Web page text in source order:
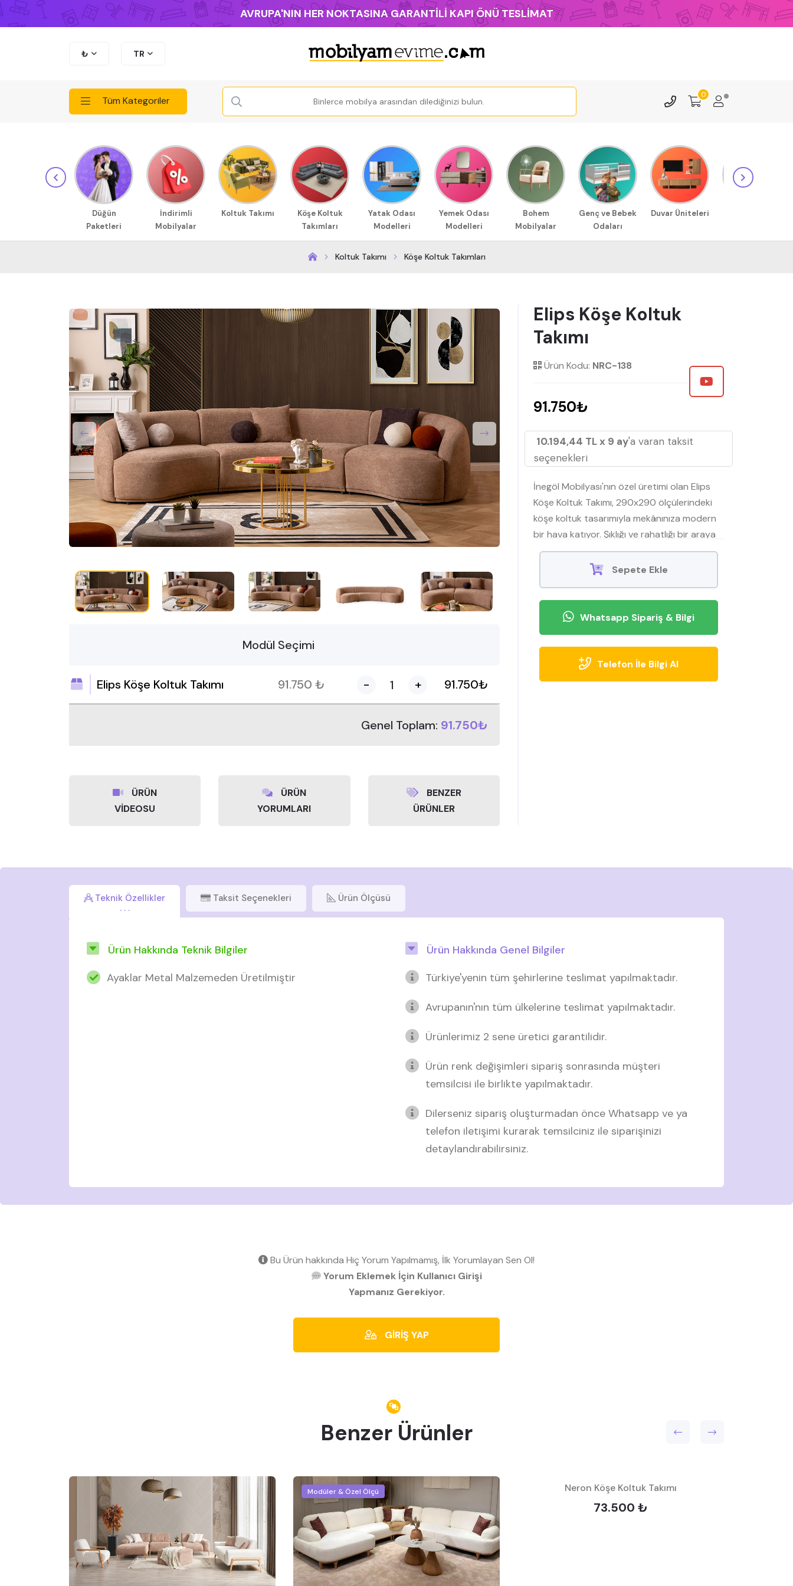
AVRUPA'NIN HER NOKTASINA GARANTİLİ KAPI ÖNÜ TESLİMAT
₺ TR
Tüm Kategoriler 0
Düğün
Paketleri
İndirimli
Mobilyalar
Koltuk Takımı
Köşe Koltuk
Takımları
Yatak Odası
Modelleri
Yemek Odası
Modelleri
Bohem
Mobilyalar
Genç ve Bebek
Odaları
Duvar Üniteleri
Koltuk Takımı Köşe Koltuk Takımları
Modül Seçimi
Elips Köşe Koltuk Takımı 91.750 ₺ - + 91.750₺
Genel Toplam: 91.750₺
ÜRÜN
VİDEOSU
ÜRÜN
YORUMLARI
BENZER
ÜRÜNLER
Elips Köşe Koltuk
Takımı
Ürün Kodu: NRC-138
91.750₺
10.194,44 TL x 9 ay'a varan taksit
seçenekleri
İnegöl Mobilyası'nın özel üretimi olan Elips
Köşe Koltuk Takımı, 290x290 ölçülerindeki
köşe koltuk tasarımıyla mekânınıza modern
bir hava katıyor. Şıklığı ve rahatlığı bir araya
getiren bu özel tasarım, mobilyamevime özel
olarak sunulmaktadır. Hemen inceleyin!
Sepete Ekle
Whatsapp Sipariş & Bilgi
Telefon İle Bilgi Al
Teknik Özellikler Taksit Seçenekleri Ürün Ölçüsü
Ürün Hakkında Teknik Bilgiler
Ayaklar Metal Malzemeden Üretilmiştir
Ürün Hakkında Genel Bilgiler
Türkiye'yenin tüm şehirlerine teslimat yapılmaktadır.
Avrupanın'nın tüm ülkelerine teslimat yapılmaktadır.
Ürünlerimiz 2 sene üretici garantilidir.
Ürün renk değişimleri sipariş sonrasında müşteri
temsilcisi ile birlikte yapılmaktadır.
Dilerseniz sipariş oluşturmadan önce Whatsapp ve ya
telefon iletişimi kurarak temsilciniz ile siparişinizi
detaylandırabilirsiniz.
Bu Ürün hakkında Hiç Yorum Yapılmamış, İlk Yorumlayan Sen Ol!
Yorum Eklemek İçin Kullanıcı Girişi
Yapmanız Gerekiyor.
GİRİŞ YAP
Benzer Ürünler
Modüler & Özel Ölçü Neron Köşe Koltuk Takımı
73.500 ₺